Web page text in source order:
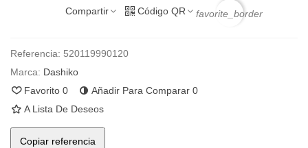
Compartir Código QR favorite_border
Referencia: 520119990120
Marca: Dashiko
Favorito 0 Añadir Para Comparar 0
A Lista De Deseos
Copiar referencia